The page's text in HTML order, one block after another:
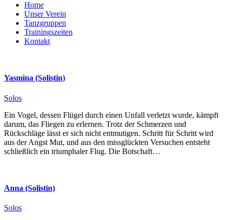
Home
Unser Verein
Tanzgruppen
Trainingszeiten
Kontakt
Yasmina (Solistin)
Solos
Ein Vogel, dessen Flügel durch einen Unfall verletzt wurde, kämpft
darum, das Fliegen zu erlernen. Trotz der Schmerzen und
Rückschläge lässt er sich nicht entmutigen. Schritt für Schritt wird
aus der Angst Mut, und aus den missglückten Versuchen entsteht
schließlich ein triumphaler Flug. Die Botschaft…
Anna (Solistin)
Solos